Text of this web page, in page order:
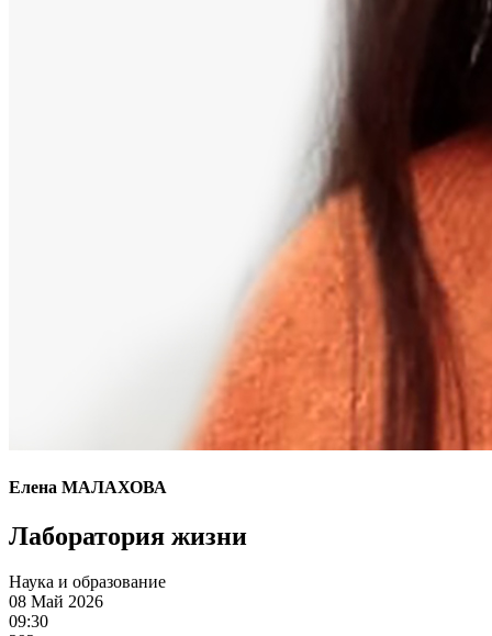
Елена МАЛАХОВА
Лаборатория жизни
Наука и образование
08 Май 2026
09:30